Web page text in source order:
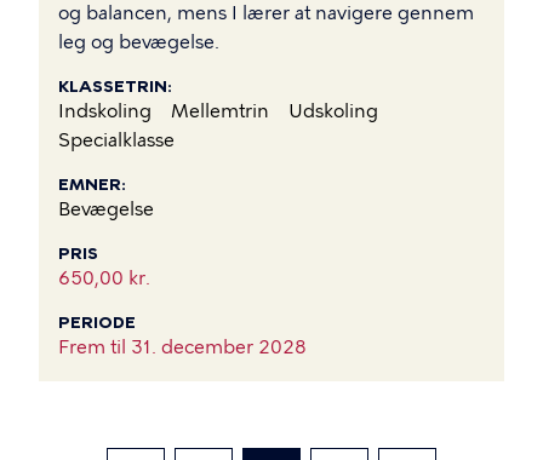
og balancen, mens I lærer at navigere gennem
leg og bevægelse.
KLASSETRIN
Indskoling Mellemtrin
Udskoling
Specialklasse
EMNER
Bevægelse
PRIS
650,00 kr.
PERIODE
Frem til 31. december 2028